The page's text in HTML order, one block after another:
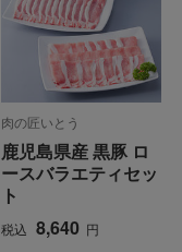
ア
肉の匠いとう
鹿児島県産 黒豚 ロ
ースバラエティセッ
ト
税込 8,640 円